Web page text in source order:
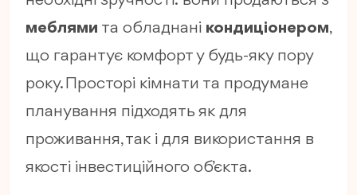
меблями та обладнані кондиціонером,
що гарантує комфорт у будь-яку пору
року. Просторі кімнати та продумане
планування підходять як для
проживання, так і для використання в
якості інвестиційного об’єкта.